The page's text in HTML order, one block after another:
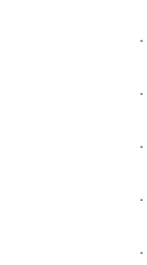
·
·
·
·
·